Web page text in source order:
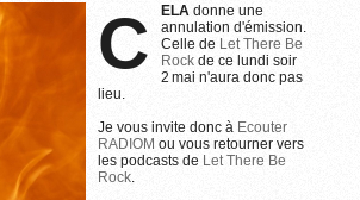
CELA donne une
annulation d'émission.
Celle de Let There Be
Rock de ce lundi soir
2 mai n'aura donc pas
lieu.
Je vous invite donc à Ecouter
RADIOM ou vous retourner vers
les podcasts de Let There Be
Rock.